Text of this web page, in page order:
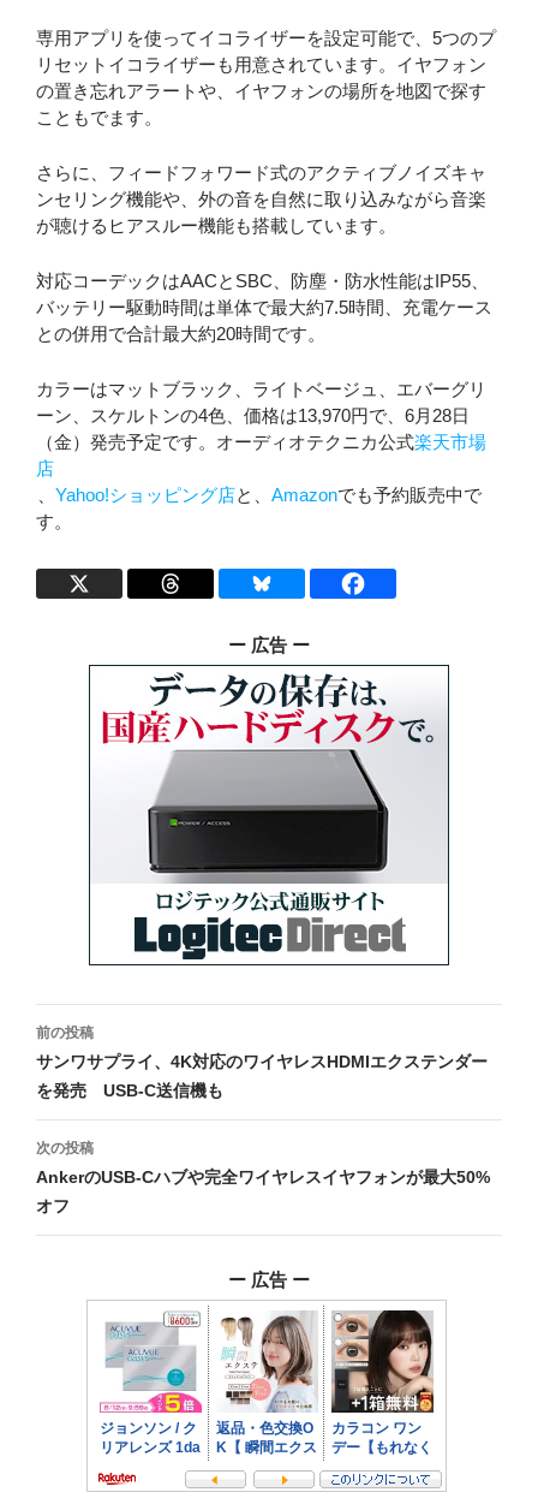
専用アプリを使ってイコライザーを設定可能で、5つのプ
リセットイコライザーも用意されています。イヤフォン
の置き忘れアラートや、イヤフォンの場所を地図で探す
こともでます。
さらに、フィードフォワード式のアクティブノイズキャ
ンセリング機能や、外の音を自然に取り込みながら音楽
が聴けるヒアスルー機能も搭載しています。
対応コーデックはAACとSBC、防塵・防水性能はIP55、
バッテリー駆動時間は単体で最大約7.5時間、充電ケース
との併用で合計最大約20時間です。
カラーはマットブラック、ライトベージュ、エバーグリ
ーン、スケルトンの4色、価格は13,970円で、6月28日
（金）発売予定です。オーディオテクニカ公式楽天市場
店
Yahoo!ショッピング店と、 Amazonでも予約販売中で
す。
ー 広告 ー
投
稿
ナ
ビ
ゲ
ー
前の投稿
サンワサプライ、4K対応のワイヤレスHDMIエクステンダー
を発売 USB-C送信機も
次の投稿
AnkerのUSB-Cハブや完全ワイヤレスイヤフォンが最大50%
オフ
ー 広告 ー